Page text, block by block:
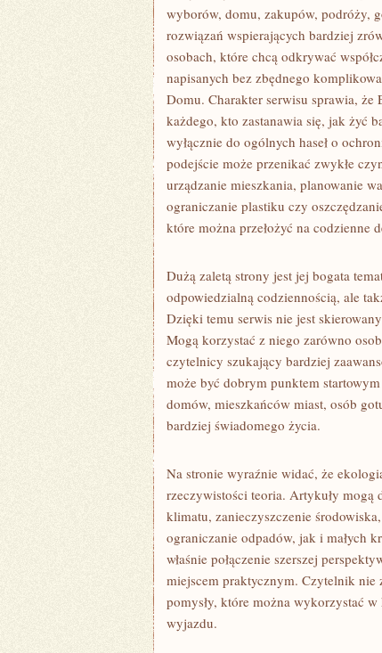
wyborów, domu, zakupów, podróży,
rozwiązań wspierających bardziej
osobach, które chcą odkrywać
napisanych bez zbędnego
Domu. Charakter serwisu sprawia,
każdego, kto zastanawia się, jak żyć
wyłącznie do ogólnych haseł o
podejście może przenikać zwykłe
urządzanie mieszkania, planowanie
ograniczanie plastiku czy
które można przełożyć na codzienne
Dużą zaletą strony jest jej bogata
odpowiedzialną codziennością, ale
Dzięki temu serwis nie jest
Mogą korzystać z niego zarówno
czytelnicy szukający bardziej
może być dobrym punktem
domów, mieszkańców miast, osób
bardziej świadomego życia.
Na stronie wyraźnie widać, że
rzeczywistości teoria. Artykuły
klimatu, zanieczyszczenie
ograniczanie odpadów, jak i małych
właśnie połączenie szerszej
miejscem praktycznym. Czytelnik nie
pomysły, które można wykorzystać
wyjazdu.